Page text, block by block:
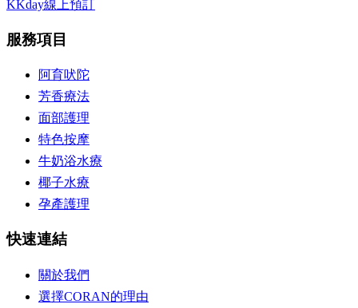
KKday線上預訂
服務項目
阿育吠陀
芳香療法
面部護理
特色按摩
牛奶浴水療
椰子水療
孕產護理
快速連結
關於我們
選擇CORAN的理由